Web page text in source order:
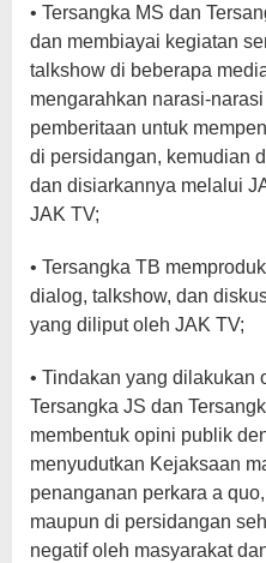
• Tersangka MS dan
dan membiayai kegiatan
talkshow di beberapa
mengarahkan narasi-
pemberitaan untuk
di persidangan, kemudian
dan disiarkannya melalui
JAK TV;
• Tersangka TB
dialog, talkshow, dan
yang diliput oleh JAK TV;
• Tindakan yang dilakukan
Tersangka JS dan
membentuk opini publik
menyudutkan Kejaksaan
penanganan perkara a
maupun di persidangan
negatif oleh masyarakat